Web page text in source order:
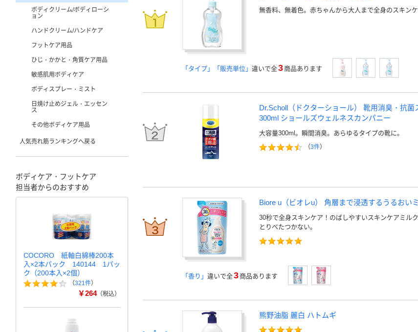
無香料、無着色。赤ちゃんから大人まで全身のスキンケ
「タイプ」「販売単位」 違いで全3 商品あります
Dr.Scholl（ドクターショール） 靴用消臭・抗
300ml ショールズウェルネスカンパニー
大容量300ml。瞬間消臭。あらゆるタイプの靴に。
（3件）
Biore u（ビオレu） 角層まで浸透するうるおい
30秒で全身スキンケア！のばしやすいスキンケアミル
とりべたつかない。
「香り」 違いで全3 商品あります
熊野油脂 麗白 ハトムギ
ボディクリーム/ボディローシ
ョン
ハンドクリーム/ハンドケア
フットケア用品
ひじ・かかと・角質ケア用品
敏感肌用ボディケア
ボディスプレー・ミスト
日焼け止めジェル・エッセン
ス
その他ボディケア用品
人気売れ筋ランキングへ戻る
ボディケア・フットケア
担当者からのおすすめ
COCORO 紙軸白綿棒200本
入×2本パック 140144 1パッ
ク（200本入×2個）
（321件）
￥264（税込）